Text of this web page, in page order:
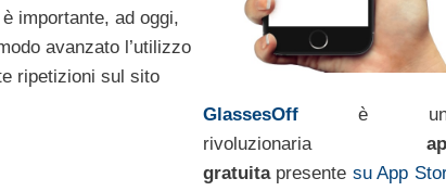
importante, ad oggi,
avanzato l’utilizzo
ripetizioni sul sito
GlassesOff è
rivoluzionaria
gratuitapresente su App